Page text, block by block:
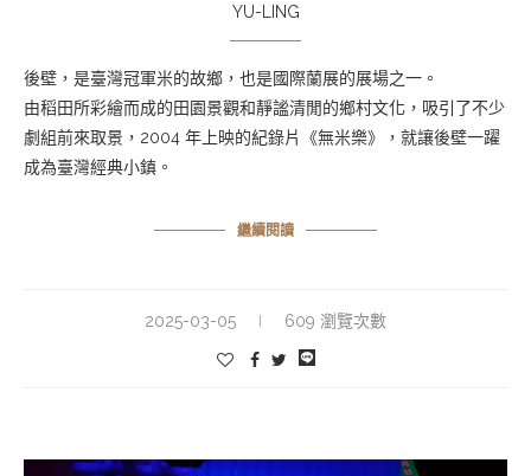
YU-LING
後壁，是臺灣冠軍米的故鄉，也是國際蘭展的展場之一。
由稻田所彩繪而成的田園景觀和靜謐清閒的鄉村文化，吸引了不少
劇組前來取景，2004 年上映的紀錄片《無米樂》，就讓後壁一躍
成為臺灣經典小鎮。
繼續閱讀
2025-03-05 609 瀏覽次數